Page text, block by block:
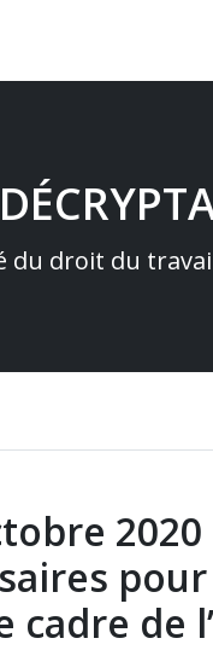
droit du
cadre de